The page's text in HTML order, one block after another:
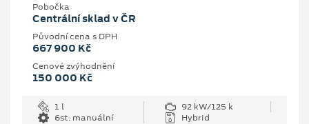
Pobočka
Centrální sklad v ČR
Původní cena s DPH
667 900 Kč
Cenové zvýhodnění
150 000 Kč
1 l
92 kW/125 k
6st. manuální
Hybrid